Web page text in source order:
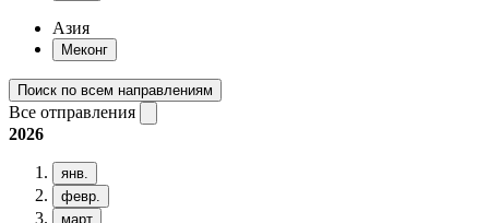
Азия
Меконг
Поиск по всем направлениям
Все отправления
2026
янв.
февр.
март